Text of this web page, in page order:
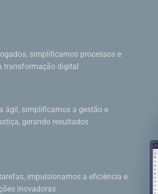
simplificamos processos e
transformação digital
ágil, simplificamos a gestão e
gerando resultados
impulsionamos a eficiência e
inovadoras